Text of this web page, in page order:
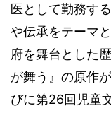
医として勤務す
や伝承をテーマ
府を舞台とした
が舞う』の原作
びに第26回児童